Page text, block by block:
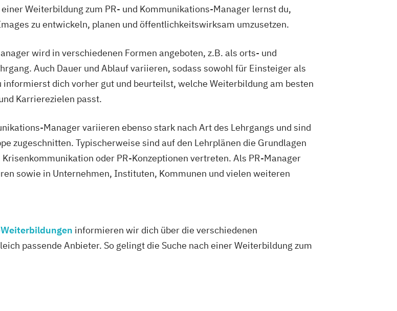
Weiterbildung zum PR- und Kommunikations-Manager lernst du,
zu entwickeln, planen und öffentlichkeitswirksam umzusetzen.
wird in verschiedenen Formen angeboten, z.B. als orts- und
Auch Dauer und Ablauf variieren, sodass sowohl für Einsteiger als
dich vorher gut und beurteilst, welche Weiterbildung am besten
Karrierezielen passt.
Manager variieren ebenso stark nach Art des Lehrgangs und sind
zugeschnitten. Typischerweise sind auf den Lehrplänen die Grundlagen
oder PR-Konzeptionen vertreten. Als PR-Manager
sowie in Unternehmen, Instituten, Kommunen und vielen weiteren
informieren wir dich über die verschiedenen
passende Anbieter. So gelingt die Suche nach einer Weiterbildung zum